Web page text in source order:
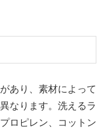
あり、素材によって
なります。洗えるラ
ロピレン、コットン